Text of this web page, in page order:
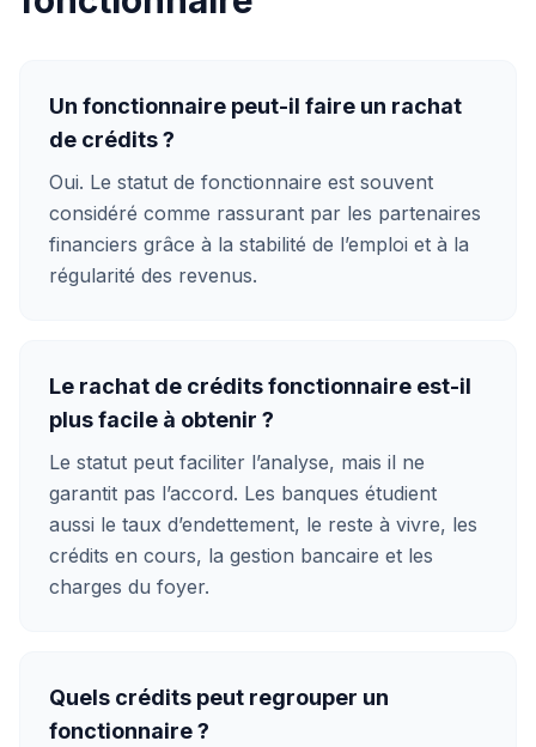
Un fonctionnaire peut-il faire un rachat
de crédits ?
Oui. Le statut de fonctionnaire est souvent
considéré comme rassurant par les partenaires
financiers grâce à la stabilité de l’emploi et à la
régularité des revenus.
Le rachat de crédits fonctionnaire est-il
plus facile à obtenir ?
Le statut peut faciliter l’analyse, mais il ne
garantit pas l’accord. Les banques étudient
aussi le taux d’endettement, le reste à vivre, les
crédits en cours, la gestion bancaire et les
charges du foyer.
Quels crédits peut regrouper un
fonctionnaire ?